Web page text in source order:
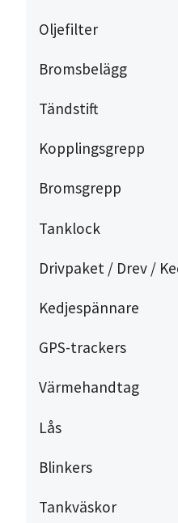
Oljefilter
Bromsbelägg
Tändstift
Kopplingsgrepp
Bromsgrepp
Tanklock
Drivpaket / Drev /
Kedjespännare
GPS-trackers
Värmehandtag
Lås
Blinkers
Tankväskor